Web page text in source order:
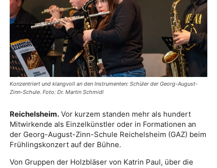
Konzentriert und klangvoll an den Instrumenten: Schüler der Georg-August-
Zinn-Schule. Foto: Dr. Martin Schmidl
Reichelsheim. Vor kurzem standen mehr als hundert
Mitwirkende als Einzelkünstler oder in Formationen an
der Georg-August-Zinn-Schule Reichelsheim (GAZ) beim
Frühlingskonzert auf der Bühne.
Von Gruppen der Holzbläser von Katrin Paul, über die